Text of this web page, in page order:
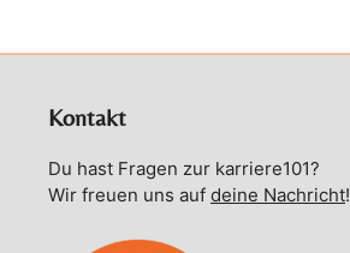
Kontakt
Du hast Fragen zur karriere101?
Wir freuen uns auf deine Nachricht!